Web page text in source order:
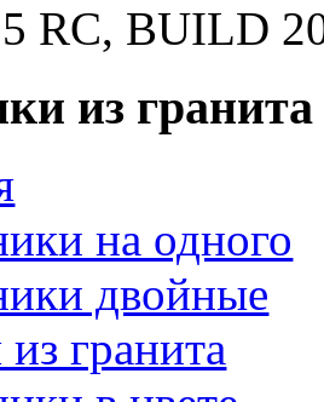
RC, BUILD
из гранита
на одного
двойные
гранита